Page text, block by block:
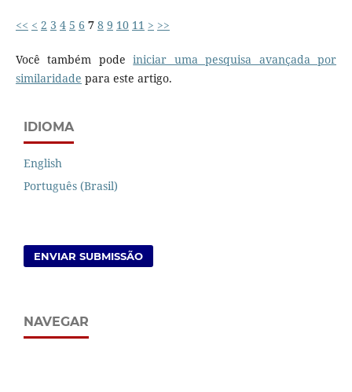
<< < 2 3 4 5 6 7 8 9 10 11 > >>
Você também podeiniciar uma pesquisa avançada por
similaridade para este artigo.
IDIOMA
English
Português (Brasil)
ENVIAR SUBMISSÃO
NAVEGAR